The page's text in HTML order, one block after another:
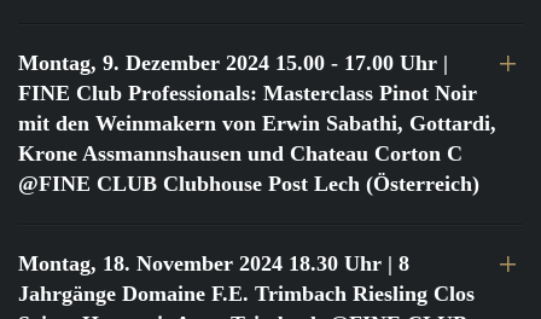
Montag, 9. Dezember 2024 15.00 - 17.00 Uhr |
FINE Club Professionals: Masterclass Pinot Noir
mit den Weinmakern von Erwin Sabathi, Gottardi,
Krone Assmannshausen und Chateau Corton C
@FINE CLUB Clubhouse Post Lech (Österreich)
Montag, 18. November 2024 18.30 Uhr | 8
Jahrgänge Domaine F.E. Trimbach Riesling Clos